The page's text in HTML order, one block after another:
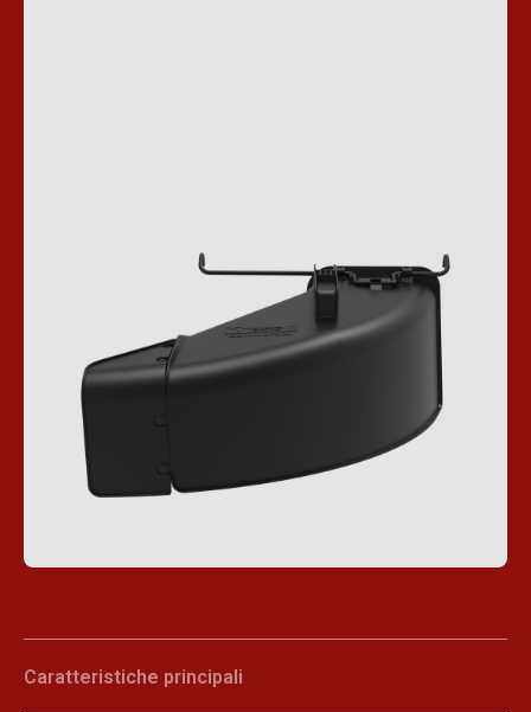
Caratteristiche principali